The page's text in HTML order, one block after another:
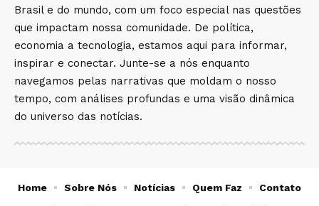
Brasil e do mundo, com um foco especial nas questões
que impactam nossa comunidade. De política,
economia a tecnologia, estamos aqui para informar,
inspirar e conectar. Junte-se a nós enquanto
navegamos pelas narrativas que moldam o nosso
tempo, com análises profundas e uma visão dinâmica
do universo das notícias.
Home Sobre Nós Notícias Quem Faz Contato